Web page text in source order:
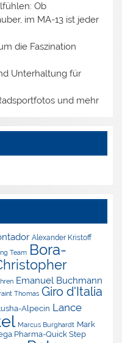
Ob
im MA-13 ist jeder
die Faszination
Unterhaltung für
und mehr
Alexander Kristoff
Team Bora-
Emanuel Buchmann
Thomas Giro d'Italia
Alpecin Lance
Marcus Burghardt Mark
Pharma-Quick Step